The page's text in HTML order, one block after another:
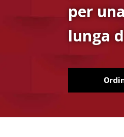
per
lunga